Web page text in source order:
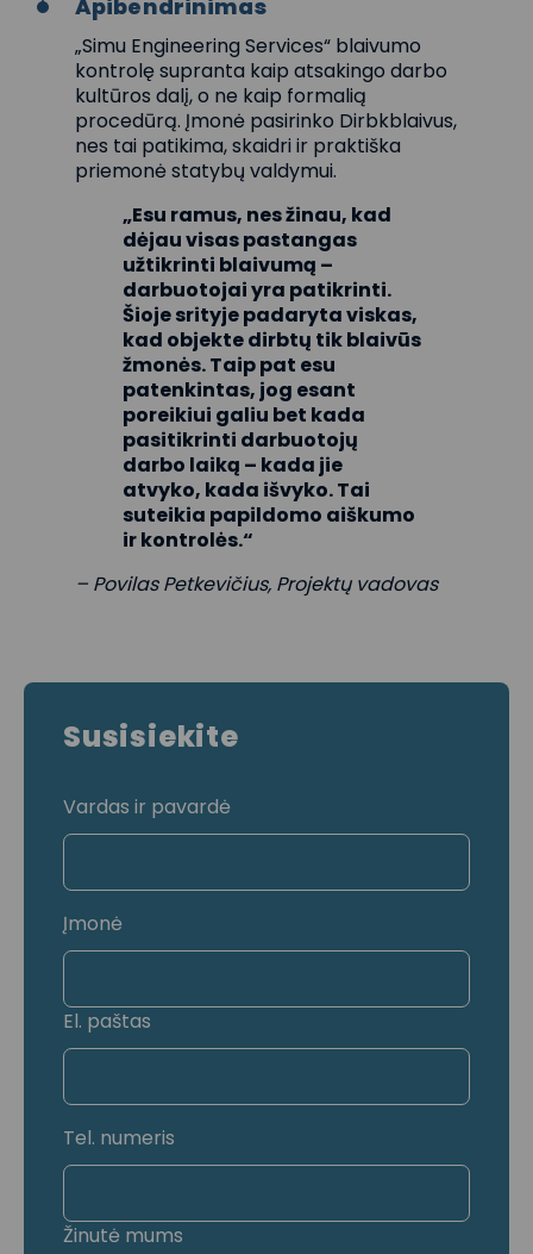
Apibendrinimas
„Simu Engineering Services“ blaivumo
kontrolę supranta kaip atsakingo darbo
kultūros dalį, o ne kaip formalią
procedūrą. Įmonė pasirinko Dirbkblaivus,
nes tai patikima, skaidri ir praktiška
priemonė statybų valdymui.
„Esu ramus, nes žinau, kad
dėjau visas pastangas
užtikrinti blaivumą –
darbuotojai yra patikrinti.
Šioje srityje padaryta viskas,
kad objekte dirbtų tik blaivūs
žmonės. Taip pat esu
patenkintas, jog esant
poreikiui galiu bet kada
pasitikrinti darbuotojų
darbo laiką – kada jie
atvyko, kada išvyko. Tai
suteikia papildomo aiškumo
ir kontrolės.“
– Povilas Petkevičius, Projektų vadovas
Susisiekite
Vardas ir pavardė
Įmonė
El. paštas
Tel. numeris
Žinutė mums